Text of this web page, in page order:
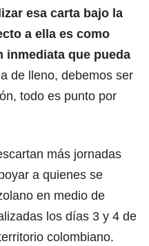
esa carta bajo la
a ella es como
inmediata que pueda
de lleno, debemos ser
todo es punto por
más jornadas
a quienes se
en medio de
los días 3 y 4 de
colombiano.